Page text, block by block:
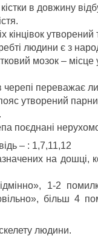
в довжину
кінцівок утворений
людини є з
мозок – місце
переважає
утворений
поєднані
– : 1,7,11,12
на дошці,
1-2
більш 4
людини.